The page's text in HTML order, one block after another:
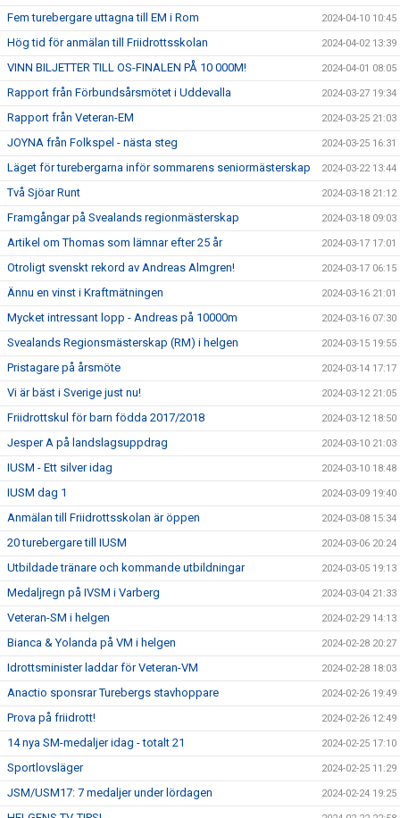
Fem turebergare uttagna till EM i Rom 2024-04-10 10:45
Hög tid för anmälan till Friidrottsskolan 2024-04-02 13:39
VINN BILJETTER TILL OS-FINALEN PÅ 10 000M! 2024-04-01 08:05
Rapport från Förbundsårsmötet i Uddevalla 2024-03-27 19:34
Rapport från Veteran-EM 2024-03-25 21:03
JOYNA från Folkspel - nästa steg 2024-03-25 16:31
Läget för turebergarna inför sommarens seniormästerskap 2024-03-22 13:44
Två Sjöar Runt 2024-03-18 21:12
Framgångar på Svealands regionmästerskap 2024-03-18 09:03
Artikel om Thomas som lämnar efter 25 år 2024-03-17 17:01
Otroligt svenskt rekord av Andreas Almgren! 2024-03-17 06:15
Ännu en vinst i Kraftmätningen 2024-03-16 21:01
Mycket intressant lopp - Andreas på 10000m 2024-03-16 07:30
Svealands Regionsmästerskap (RM) i helgen 2024-03-15 19:55
Pristagare på årsmöte 2024-03-14 17:17
Vi är bäst i Sverige just nu! 2024-03-12 21:05
Friidrottskul för barn födda 2017/2018 2024-03-12 18:50
Jesper A på landslagsuppdrag 2024-03-10 21:03
IUSM - Ett silver idag 2024-03-10 18:48
IUSM dag 1 2024-03-09 19:40
Anmälan till Friidrottsskolan är öppen 2024-03-08 15:34
20 turebergare till IUSM 2024-03-06 20:24
Utbildade tränare och kommande utbildningar 2024-03-05 19:13
Medaljregn på IVSM i Varberg 2024-03-04 21:33
Veteran-SM i helgen 2024-02-29 14:13
Bianca & Yolanda på VM i helgen 2024-02-28 20:27
Idrottsminister laddar för Veteran-VM 2024-02-28 18:03
Anactio sponsrar Turebergs stavhoppare 2024-02-26 19:49
Prova på friidrott! 2024-02-26 12:49
14 nya SM-medaljer idag - totalt 21 2024-02-25 17:10
Sportlovsläger 2024-02-25 11:29
JSM/USM17: 7 medaljer under lördagen 2024-02-24 19:25